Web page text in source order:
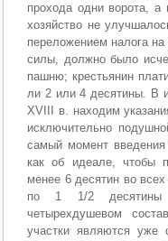
прохода одни ворота, а
хозяйство не
переложением налога
силы, должно было
пашню; крестьянин
ли 2 или 4 десятины. В
XVIII в. находим
исключительно
самый момент
как об идеале, чтобы
менее 6 десятин во
по 1 1/2
четырехдушевом
участки являются уже